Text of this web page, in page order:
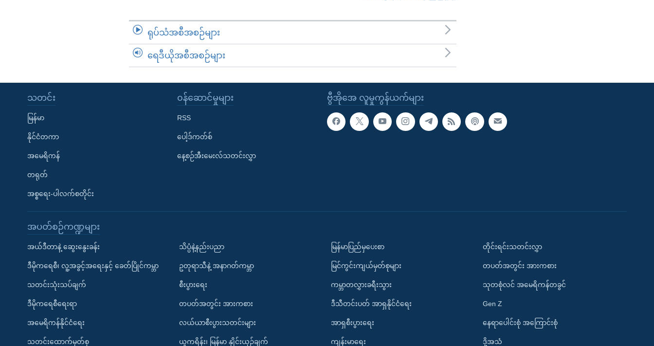
ရုပ်သံအစီအစဉ်များ
ရေဒီယိုအစီအစဉ်များ
ဗွီအိုအေ လူမှုကွန်ယက်များ
သတင်း
မြန်မာ
နိုင်ငံတကာ
အမေရိကန်
တရုတ်
အစ္စရေး-ပါလက်စတိုင်း
၀န်ဆောင်မှုများ
RSS
ပေါ့ဒ်ကတ်စ်
နေ့စဉ်အီးမေးလ်သတင်းလွှာ
အပတ်စဉ်ကဏ္ဍများ
အယ်ဒီတာနဲ့ ဆွေးနွေးခန်း
ဒီမိုကရေစီ၊ လူ့အခွင့်အရေးနှင့် ခေတ်ပြိုင်ကမ္ဘာ
သတင်းသုံးသပ်ချက်
ဒီမိုကရေစီရေးရာ
အမေရိကန်နိုင်ငံရေး
သတင်းထောက်မှတ်စု
သိပ္ပံနဲ့နည်းပညာ
ဥတုရာသီနဲ့ အနာဂတ်ကမ္ဘာ
စီးပွားရေး
တပတ်အတွင်း အားကစား
လယ်ယာစီးပွားသတင်းများ
ယူကရိန်း၊ မြန်မာ နှိုင်းယှဉ်ချက်
မြန်မာပြည်မှပေးစာ
မြင်ကွင်းကျယ်မှတ်စုများ
ကမ္ဘာတလွှားခရီးသွား
ဒီသီတင်းပတ် အာရှနိုင်ငံရေး
အာရှစီးပွားရေး
ကျန်းမာရေး
တိုင်းရင်းသတင်းလွှာ
တပတ်အတွင်း အားကစား
သုတစုံလင် အမေရိကန်တခွင်
Gen Z
နေရာပေါင်းစုံ အကြောင်းစုံ
ဒို့အသံ